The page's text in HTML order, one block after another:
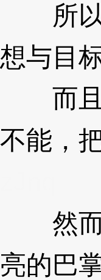
所以
想与目
而且
不能，
然而
亮的巴